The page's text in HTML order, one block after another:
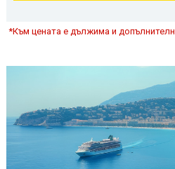
*Към цената е дължима и